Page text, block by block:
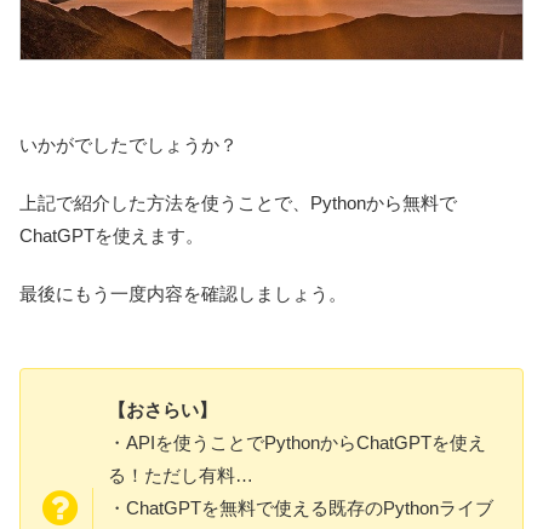
いかがでしたでしょうか？
上記で紹介した方法を使うことで、Pythonから無料で
ChatGPTを使えます。
最後にもう一度内容を確認しましょう。
【おさらい】
・APIを使うことでPythonからChatGPTを使え
る！ただし有料…
・ChatGPTを無料で使える既存のPythonライブ